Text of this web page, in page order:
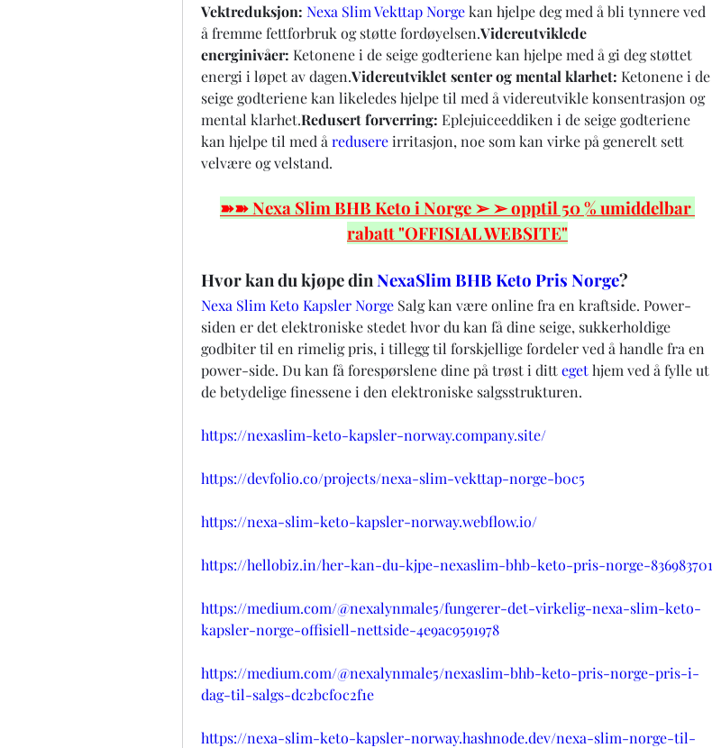
Vektreduksjon: Nexa Slim Vekttap Norge kan hjelpe deg med å bli tynnere ved
å fremme fettforbruk og støtte fordøyelsen.Videreutviklede
energinivåer: Ketonene i de seige godteriene kan hjelpe med å gi deg støttet
energi i løpet av dagen.Videreutviklet senter og mental klarhet: Ketonene i de
seige godteriene kan likeledes hjelpe til med å videreutvikle konsentrasjon og
mental klarhet.Redusert forverring: Eplejuiceeddiken i de seige godteriene
kan hjelpe til med å redusere irritasjon, noe som kan virke på generelt sett
velvære og velstand.
➽➽ Nexa Slim BHB Keto i Norge ➢ ➢ opptil 50 % umiddelbar
rabatt "OFFISIAL WEBSITE"
Hvor kan du kjøpe din NexaSlim BHB Keto Pris Norge?
Nexa Slim Keto Kapsler Norge Salg kan være online fra en kraftside. Power-
siden er det elektroniske stedet hvor du kan få dine seige, sukkerholdige
godbiter til en rimelig pris, i tillegg til forskjellige fordeler ved å handle fra en
power-side. Du kan få forespørslene dine på trøst i ditt eget hjem ved å fylle ut
de betydelige finessene i den elektroniske salgsstrukturen.
https://nexaslim-keto-kapsler-norway.company.site/
https://devfolio.co/projects/nexa-slim-vekttap-norge-b0c5
https://nexa-slim-keto-kapsler-norway.webflow.io/
https://hellobiz.in/her-kan-du-kjpe-nexaslim-bhb-keto-pris-norge-836983701
https://medium.com/@nexalynmale5/fungerer-det-virkelig-nexa-slim-keto-
kapsler-norge-offisiell-nettside-4e9ac9591978
https://medium.com/@nexalynmale5/nexaslim-bhb-keto-pris-norge-pris-i-
dag-til-salgs-dc2bcf0c2f1e
https://nexa-slim-keto-kapsler-norway.hashnode.dev/nexa-slim-norge-til-